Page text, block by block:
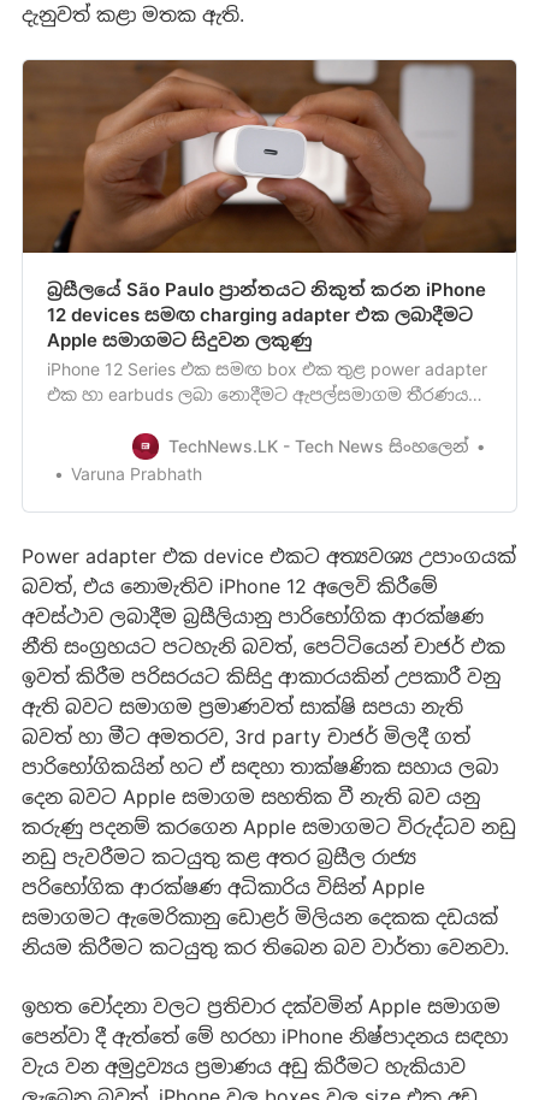
දැනුවත් කළා මතක ඇති.
බ්‍රසීලයේ São Paulo ප්‍රාන්තයට නිකුත් කරන iPhone
12 devices සමඟ charging adapter එක ලබාදීමට
Apple සමාගමට සිදුවන ලකුණු
iPhone 12 Series එක සමඟ box එක තුළ power adapter
එක හා earbuds ලබා නොදීමට ඇපල්සමාගම තීරණය
හට iPhone 12 devices එකවෙනම මිලදී ගැනීමටත්,
power adapter හා earbuds වෙනම මිලදී ගැනීමටත් සිදු
TechNews.LK - Tech News සිංහලෙන්
Varuna Prabhath
Power adapter එක device එකට අත්‍යවශ්‍ය උපාංගයක්
බවත්, එය නොමැතිව iPhone 12 අලෙවි කි‍රීමේ
අවස්ථාව ලබාදීම බ්‍රසීලියානු පාරිභෝගික ආරක්ෂණ
නීති සංග්‍රහයට පටහැනි බවත්, පෙට්ටියෙන් චාජර් එක
ඉවත් කිරීම පරිසරයට කිසිදු ආකාරයකින් උපකාරී වනු
ඇති බවට සමාගම ප්‍රමාණවත් සාක්ෂි සපයා නැති
බවත් හා මීට අමතරව, 3rd party චාජර් මිලදී ගත්
පාරිභෝගිකයින් හට ඒ සඳහා තාක්ෂණික සහාය ලබා
දෙන බවට Apple සමාගම සහතික වී නැති බව යනු
කරුණු පදනම් කරගෙන Apple සමාගමට විරුද්ධව නඩු
නඩු පැවරීමට කටයුතු කළ අතර බ්‍රසීල රාජ්‍ය
පරිභෝගික ආරක්ෂණ අධිකාරිය විසින් ‍Apple
සමාගමට ඇමෙරිකානු ඩොළර් මිලියන දෙකක දඩයක්
නියම කිරීමට කටයුතු කර තිබෙන බව වාර්තා වෙනවා.
ඉහත චෝදනා වලට ප්‍රතිචාර දක්වමින් Apple සමාගම
පෙන්වා දී ඇත්තේ මේ හරහා iPhone නිෂ්පාදනය සඳහා
වැය වන අමුද්‍රව්‍යය ප්‍රමාණය අඩු කිරීමට හැකියාව